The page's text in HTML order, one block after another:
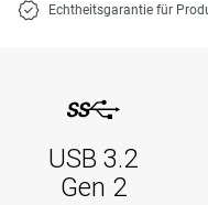
Echtheitsgarantie für
USB 3.2
Gen 2